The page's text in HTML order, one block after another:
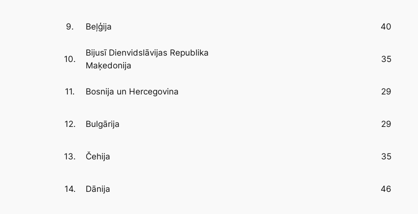
9. Beļģija 40
10.
Bijusī Dienvidslāvijas Republika
Maķedonija
35
11. Bosnija un Hercegovina 29
12. Bulgārija 29
13. Čehija 35
14. Dānija 46